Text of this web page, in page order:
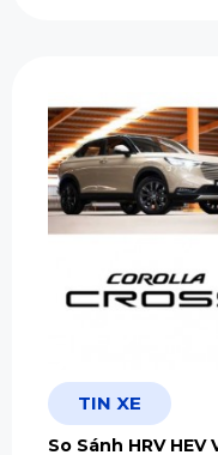
TIN XE
So Sánh HRV HEV